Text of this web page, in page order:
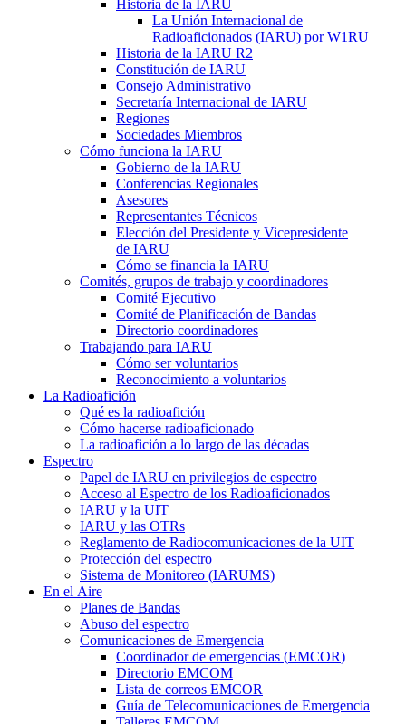
Historia de la IARU
La Unión Internacional de
Radioaficionados (IARU) porW1RU
Historia de la IARU R2
Constitución de IARU
Consejo Administrativo
Secretaría Internacional de IARU
Regiones
Sociedades Miembros
Cómo funciona la IARU
Gobierno de la IARU
Conferencias Regionales
Asesores
Representantes Técnicos
Elección del Presidente y Vicepresidente
de IARU
Cómo se financia la IARU
Comités, grupos de trabajo y coordinadores
Comité Ejecutivo
Comité de Planificación de Bandas
Directorio coordinadores
Trabajando para IARU
Cómo ser voluntarios
Reconocimiento a voluntarios
La Radioafición
Qué es la radioafición
Cómo hacerse radioaficionado
La radioafición a lo largo de las décadas
Espectro
Papel de IARU en privilegios de espectro
Acceso al Espectro de los Radioaficionados
IARU y la UIT
IARU y las OTRs
Reglamento de Radiocomunicaciones de la UIT
Protección del espectro
Sistema de Monitoreo (IARUMS)
En el Aire
Planes de Bandas
Abuso del espectro
Comunicaciones de Emergencia
Coordinador de emergencias (EMCOR)
Directorio EMCOM
Lista de correos EMCOR
Guía de Telecomunicaciones de Emergencia